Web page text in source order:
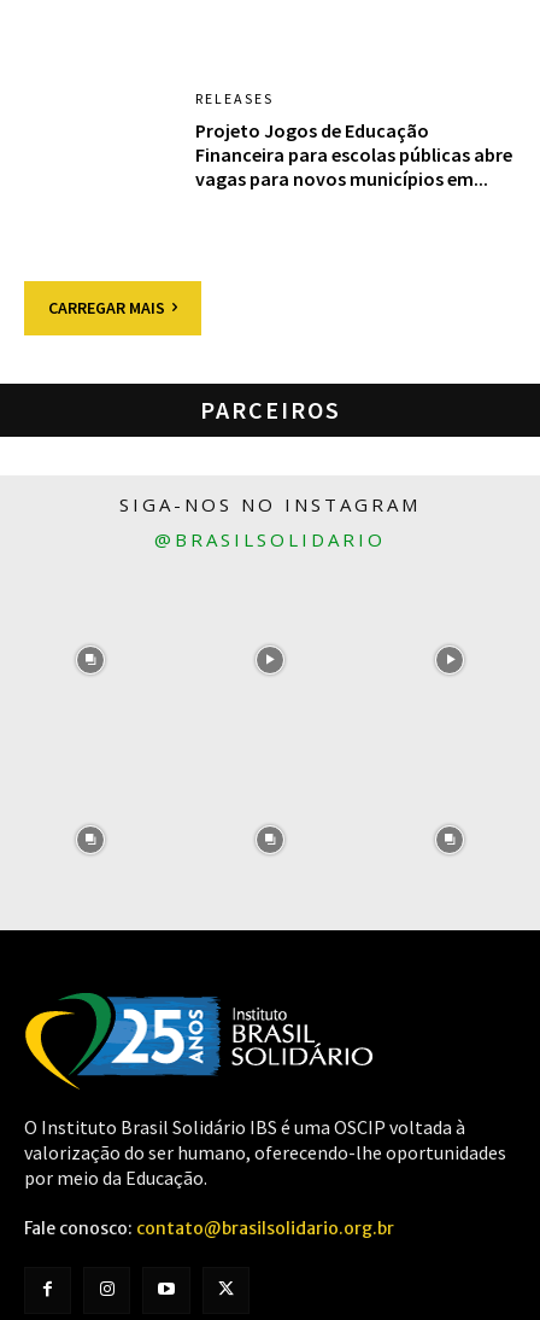
RELEASES
Projeto Jogos de Educação
Financeira para escolas públicas abre
vagas para novos municípios em...
CARREGAR MAIS
PARCEIROS
SIGA-NOS NO INSTAGRAM
@BRASILSOLIDARIO
O Instituto Brasil Solidário IBS é uma OSCIP voltada à
valorização do ser humano, oferecendo-lhe oportunidades
por meio da Educação.
Fale conosco: contato@brasilsolidario.org.br